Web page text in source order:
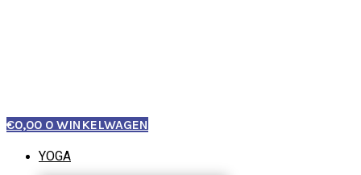
€0,00 0 WINKELWAGEN
YOGA